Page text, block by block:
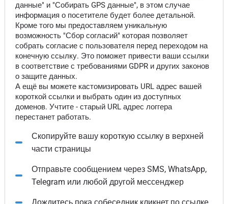
данные" и "Собирать GPS данные", в этом случае
информация о посетителе будет более детальной.
Кроме того мы предоставляем уникальную
возможность "Сбор согласий" которая позволяет
собрать согласие с пользователя перед переходом на
конечную ссылку. Это поможет привести ваши ссылки
в соответствие с требованиями GDPR и других законов
о защите данных.
А ещё вы можете кастомизировать URL адрес вашей
короткой ссылки и выбрать один из доступных
доменов. Учтите - старый URL адрес логгера
перестанет работать.
Скопируйте вашу короткую ссылку в верхней
части страницы
Отправьте сообщением через SMS, WhatsApp,
Telegram или любой другой мессенджер